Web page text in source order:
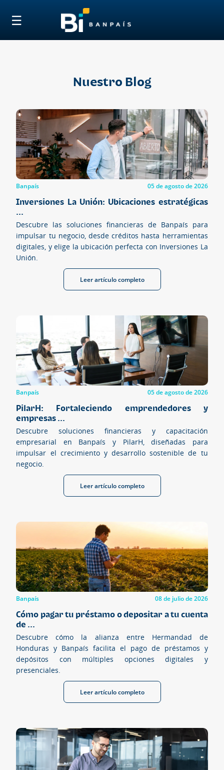
☰
Nuestro Blog
Banpaís 05 de agosto de 2026
Inversiones La Unión: Ubicaciones estratégicas
...
Descubre las soluciones financieras de Banpaís para
impulsar tu negocio, desde créditos hasta herramientas
digitales, y elige la ubicación perfecta con Inversiones La
Unión.
Leer artículo completo
Banpaís 05 de agosto de 2026
PilarH: Fortaleciendo emprendedores y
empresas ...
Descubre soluciones financieras y capacitación
empresarial en Banpaís y PilarH, diseñadas para
impulsar el crecimiento y desarrollo sostenible de tu
negocio.
Leer artículo completo
Banpaís 08 de julio de 2026
Cómo pagar tu préstamo o depositar a tu cuenta
de ...
Descubre cómo la alianza entre Hermandad de
Honduras y Banpaís facilita el pago de préstamos y
depósitos con múltiples opciones digitales y
presenciales.
Leer artículo completo